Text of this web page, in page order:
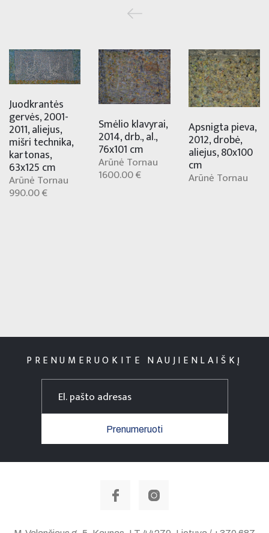
Juodkrantės
gervės, 2001-
2011, aliejus,
mišri technika,
kartonas,
63x125 cm
Arūnė Tornau
990.00 €
Smėlio klavyrai,
2014, drb., al.,
76x101 cm
Arūnė Tornau
1600.00 €
Apsnigta pieva,
2012, drobė,
aliejus, 80x100
cm
Arūnė Tornau
PRENUMERUOKITE NAUJIENLAIŠKĮ
Prenumeruoti